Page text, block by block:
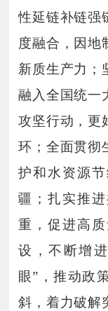
性延链补链强
度融合，因地
新质生产力；
融入全国统一
攻坚行动，更
环；全面贯彻
护和水资源
疆；扎实推
重，促进高
设，不断增
眼”，推动政
斜，着力破解